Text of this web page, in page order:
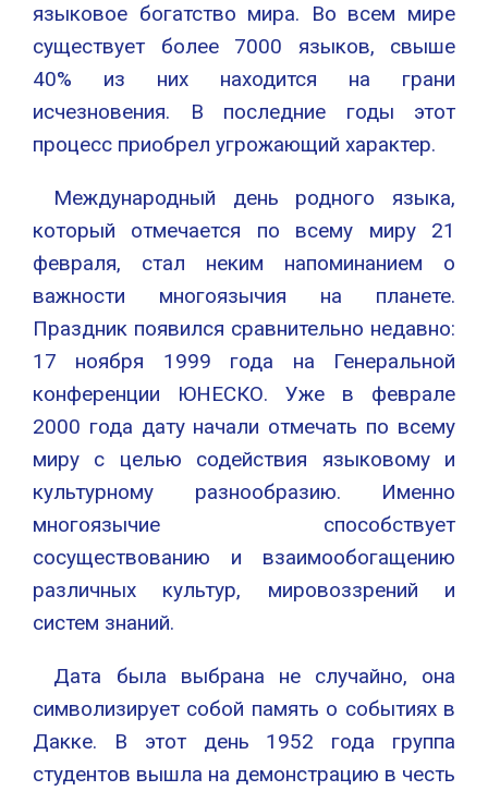
языковое богатство мира. Во всем мире
существует более 7000 языков, свыше
40% из них находится на грани
исчезновения. В последние годы этот
процесс приобрел угрожающий характер.
Международный день родного языка,
который отмечается по всему миру 21
февраля, стал неким напоминанием о
важности многоязычия на планете.
Праздник появился сравнительно недавно:
17 ноября 1999 года на Генеральной
конференции ЮНЕСКО. Уже в феврале
2000 года дату начали отмечать по всему
миру с целью содействия языковому и
культурному разнообразию. Именно
многоязычие способствует
сосуществованию и взаимообогащению
различных культур, мировоззрений и
систем знаний.
Дата была выбрана не случайно, она
символизирует собой память о событиях в
Дакке. В этот день 1952 года группа
студентов вышла на демонстрацию в честь